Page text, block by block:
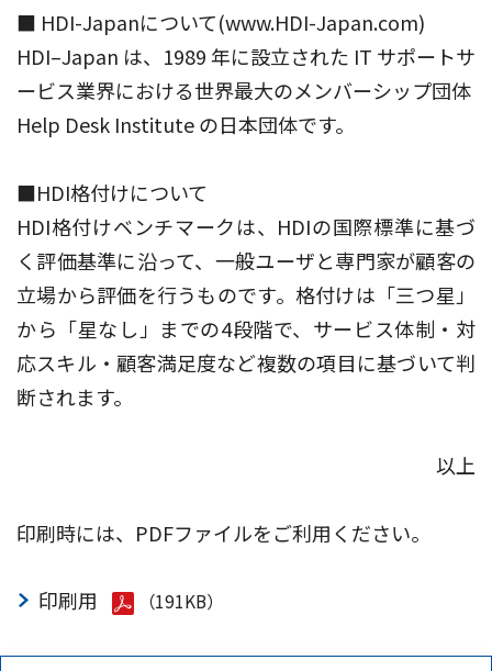
■ HDI-Japanについて(www.HDI-Japan.com)
HDI–Japan は、1989 年に設立された IT サポートサ
ービス業界における世界最大のメンバーシップ団体
Help Desk Institute の日本団体です。
■HDI格付けについて
HDI格付けベンチマークは、HDIの国際標準に基づ
く評価基準に沿って、一般ユーザと専門家が顧客の
立場から評価を行うものです。格付けは「三つ星」
から「星なし」までの4段階で、サービス体制・対
応スキル・顧客満足度など複数の項目に基づいて判
断されます。
以上
印刷時には、PDFファイルをご利用ください。
印刷用 （191KB）